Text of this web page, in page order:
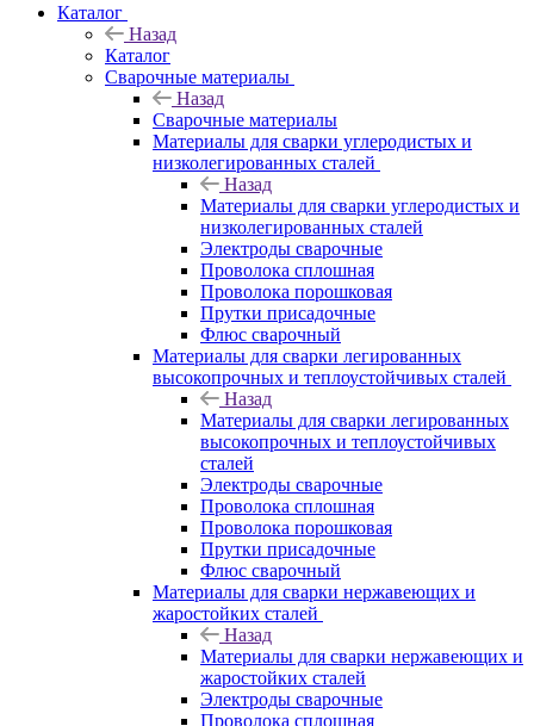
Каталог
Назад
Каталог
Сварочные материалы
Назад
Сварочные материалы
Материалы для сварки углеродистых и
низколегированных сталей
Назад
Материалы для сварки углеродистых и
низколегированных сталей
Электроды сварочные
Проволока сплошная
Проволока порошковая
Прутки присадочные
Флюс сварочный
Материалы для сварки легированных
высокопрочных и теплоустойчивых сталей
Назад
Материалы для сварки легированных
высокопрочных и теплоустойчивых
сталей
Электроды сварочные
Проволока сплошная
Проволока порошковая
Прутки присадочные
Флюс сварочный
Материалы для сварки нержавеющих и
жаростойких сталей
Назад
Материалы для сварки нержавеющих и
жаростойких сталей
Электроды сварочные
Проволока сплошная